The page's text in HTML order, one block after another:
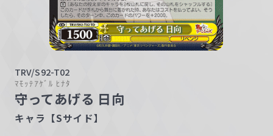
TRV/S92-T02
ﾏﾓｯﾃｱｹﾞﾙ ﾋﾅﾀ
守ってあげる 日向
キャラ【Sサイド】